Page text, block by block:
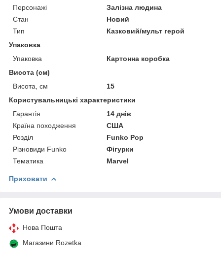
Персонажі
Залізна людина
Стан
Новий
Тип
Казковий/мульт герой
Упаковка
Упаковка
Картонна коробка
Висота (см)
Висота, см
15
Користувальницькі характеристики
Гарантія
14 днів
Країна походження
США
Розділ
Funko Pop
Різновиди Funko
Фігурки
Тематика
Marvel
Приховати
Умови доставки
Нова Пошта
Магазини Rozetka